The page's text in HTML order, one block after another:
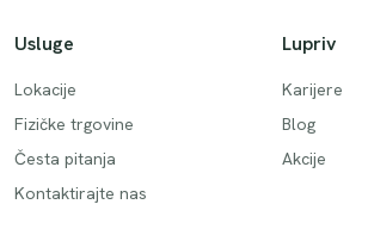
Usluge
Lokacije
Fizičke trgovine
Česta pitanja
Kontaktirajte nas
Lupriv
Karijere
Blog
Akcije